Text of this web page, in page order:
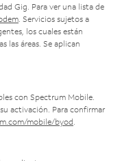
Gig. Para ver una lista de
. Servicios sujetos a
los cuales están
las áreas. Se aplican
con Spectrum Mobile.
activación. Para confirmar
mobile/byod